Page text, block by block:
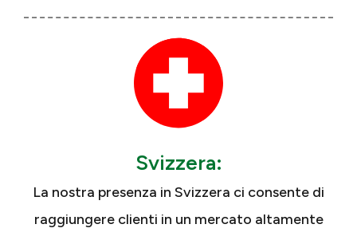
Svizzera:
La nostra presenza in Svizzera ci consente di
raggiungere clienti in un mercato altamente